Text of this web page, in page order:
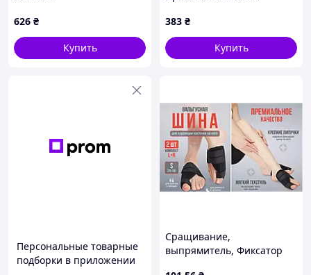
Exclusive Passionex Passion
Color No5 Star Shine 200 мл
626 ₴
Купить
насадками и USB зарядкой
383 ₴
Купить
Персональные товарные
подборки в приложении
Сращивание,
выпрямитель, Фиксатор